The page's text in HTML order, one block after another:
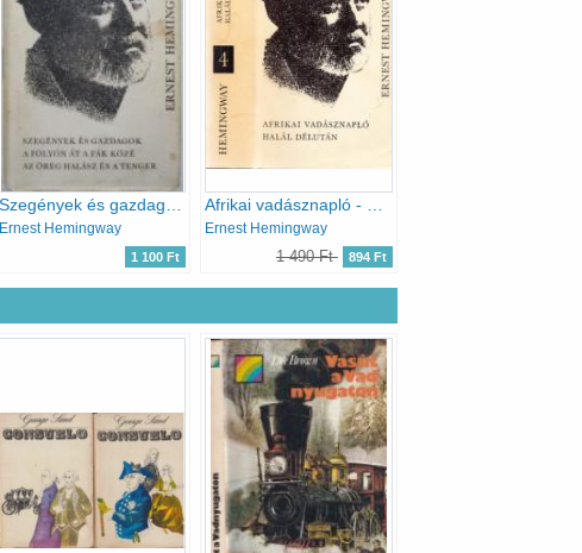
Szegények és gazdagok - A folyón át a fák közé - Az öreg halász és a tenger (Ernest Hemingway művei 5.)
Ernest Hemingway
1 100 Ft
Afrikai vadásznapló - Halál délután (Ernest Hemingway művei 4.)
Ernest Hemingway
1 490 Ft 894 Ft